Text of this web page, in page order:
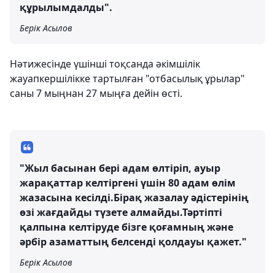
құрылымдалды".
Берік Асылов
Нәтижесінде үшінші тоқсанда әкімшілік
жауапкершілікке тартылған "отбасылық ұрылар"
саны 7 мыңнан 27 мыңға дейін өсті.
"Жыл басынан бері адам өлтіріп, ауыр
жарақаттар келтіргені үшін 80 адам өлім
жазасына кесілді.Бірақ жазалау әдістерінің
өзі жағдайды түзете алмайды.Тәртіпті
қалпына келтіруде бізге қоғамның және
әрбір азаматтың белсенді қолдауы қажет."
Берік Асылов